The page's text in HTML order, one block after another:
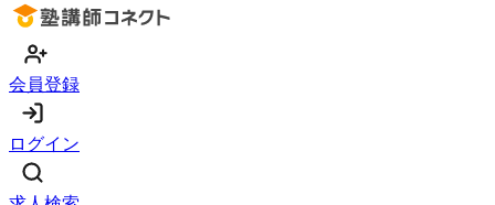
会員登録
ログイン